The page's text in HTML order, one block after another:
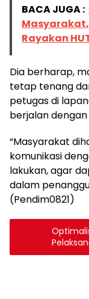
BACA JUGA :
Rayakan
Dia berharap,
tetap tenang
petugas di
berjalan
“Masyarakat
komunikasi
lakukan, agar
dalam
(Pendim0821)